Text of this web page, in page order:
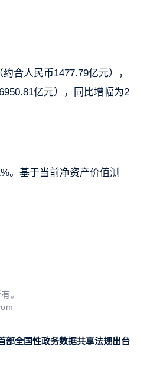
合人民币1477.79亿元），
亿元），同比增幅为2
。基于当前净资产价值测
。
部全国性政务数据共享法规出台